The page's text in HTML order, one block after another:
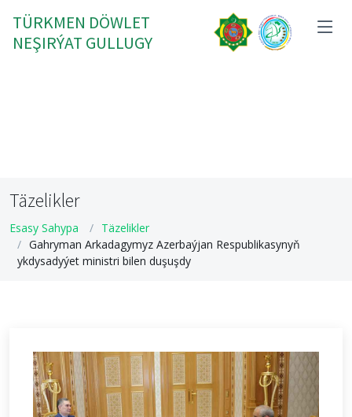
TÜRKMEN DÖWLET
NEŞIRÝAT GULLUGY
Täzelikler
Esasy Sahypa
Täzelikler
Gahryman Arkadagymyz Azerbaýjan Respublikasynyň
ykdysadyýet ministri bilen duşuşdy